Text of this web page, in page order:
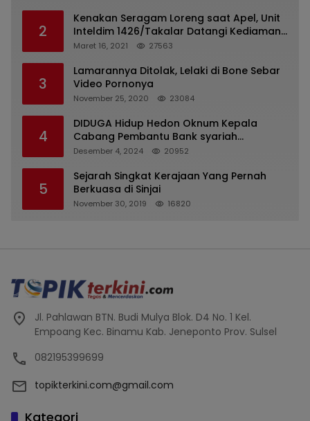
2
Kenakan Seragam Loreng saat Apel, Unit
Inteldim 1426/Takalar Datangi Kediaman
Kasatpol PP
Maret 16, 2021 27563
3
Lamarannya Ditolak, Lelaki di Bone Sebar
Video Pornonya
November 25, 2020 23084
4
DIDUGA Hidup Hedon Oknum Kepala
Cabang Pembantu Bank syariah
Indonesia Unit Hasan Basri di Banjarmasin
Milyaran Rupiah dan Bilyet Giro Tidak
Terdaftar, OJK Kalsel : Bertemu Tanggal 11
Desember 4, 2024 20952
5
Sejarah Singkat Kerajaan Yang Pernah
Berkuasa di Sinjai
November 30, 2019 16820
Jl. Pahlawan BTN. Budi Mulya Blok. D4 No. 1 Kel.
Empoang Kec. Binamu Kab. Jeneponto Prov. Sulsel
082195399699
topikterkini.com@gmail.com
Kategori